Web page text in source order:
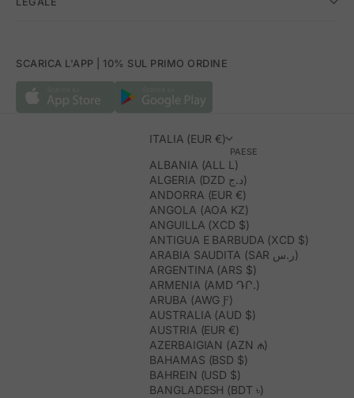
SCARICA L'APP | 10% SUL PRIMO ORDINE
ITALIA (EUR €)
PAESE
ALBANIA (ALL L)
ALGERIA (DZD د.ج)
ANDORRA (EUR €)
ANGOLA (AOA KZ)
ANGUILLA (XCD $)
ANTIGUA E BARBUDA (XCD $)
ARABIA SAUDITA (SAR ر.س)
ARGENTINA (ARS $)
ARMENIA (AMD ԴՐ.)
ARUBA (AWG Ƒ)
AUSTRALIA (AUD $)
AUSTRIA (EUR €)
AZERBAIGIAN (AZN ₼)
BAHAMAS (BSD $)
BAHREIN (USD $)
BANGLADESH (BDT ৳)